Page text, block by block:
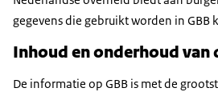
gegevens die gebruikt worden in GBB
Inhoud en onderhoud van
De informatie op GBB is met de